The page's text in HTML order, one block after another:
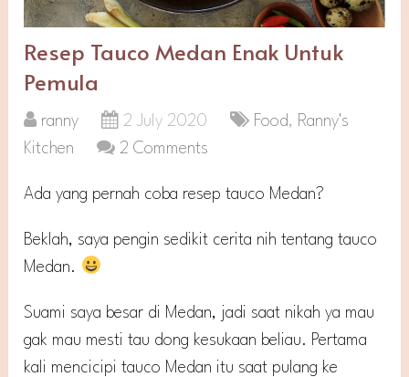
Resep Tauco Medan Enak Untuk
Pemula
ranny 2 July 2020 Food, Ranny's
Kitchen
2 Comments
Ada yang pernah coba resep tauco Medan?
Beklah, saya pengin sedikit cerita nih tentang tauco
Medan.
Suami saya besar di Medan, jadi saat nikah ya mau
gak mau mesti tau dong kesukaan beliau. Pertama
kali mencicipi tauco Medan itu saat pulang ke